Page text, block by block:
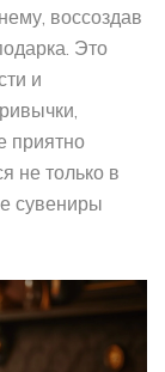
воссоздав
Это
и
приятно
не только в
сувениры